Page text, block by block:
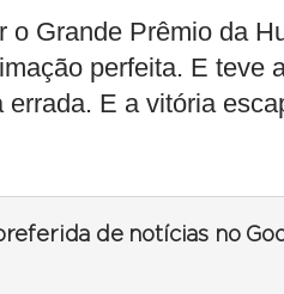
o Grande Prêmio da
perfeita. E teve
E a vitória
de notícias no